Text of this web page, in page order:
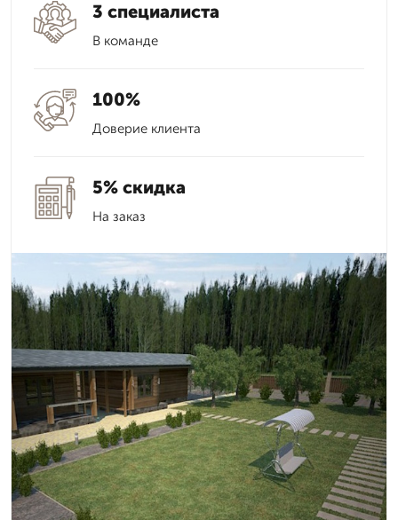
3 специалиста
В команде
100%
Доверие клиента
5% скидка
На заказ